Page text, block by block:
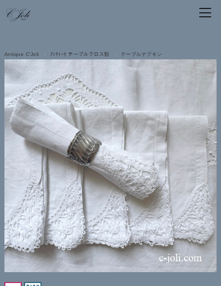
Antique C'Joli ｱﾝﾃｨｰｸ テーブルクロス類 テーブルナプキン